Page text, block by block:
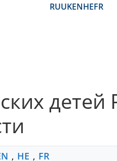
RUUKENHEFR
детей
, HE , FR